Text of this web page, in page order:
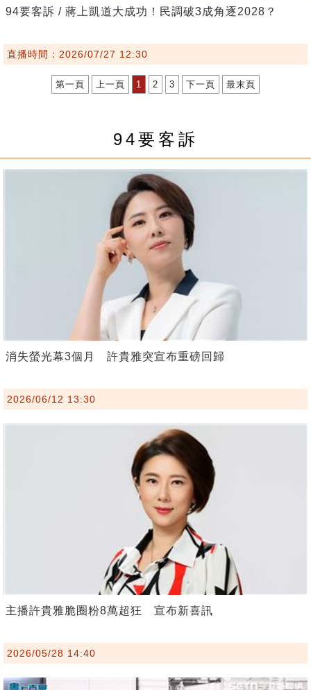
94要客訴 / 蔣上凱道大成功！民調破3成角逐2028？
直播時間：2026/07/27 12:30
第一頁 上一頁 1 2 3 下一頁 最末頁
94要客訴
消失螢光幕3個月 許貴雅突宣布重磅回歸
2026/06/12 13:30
主播許貴雅脆圈粉8萬超狂 宣布新喜訊
2026/05/28 14:40